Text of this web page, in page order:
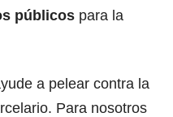
públicos para la
a pelear contra la
Para nosotros